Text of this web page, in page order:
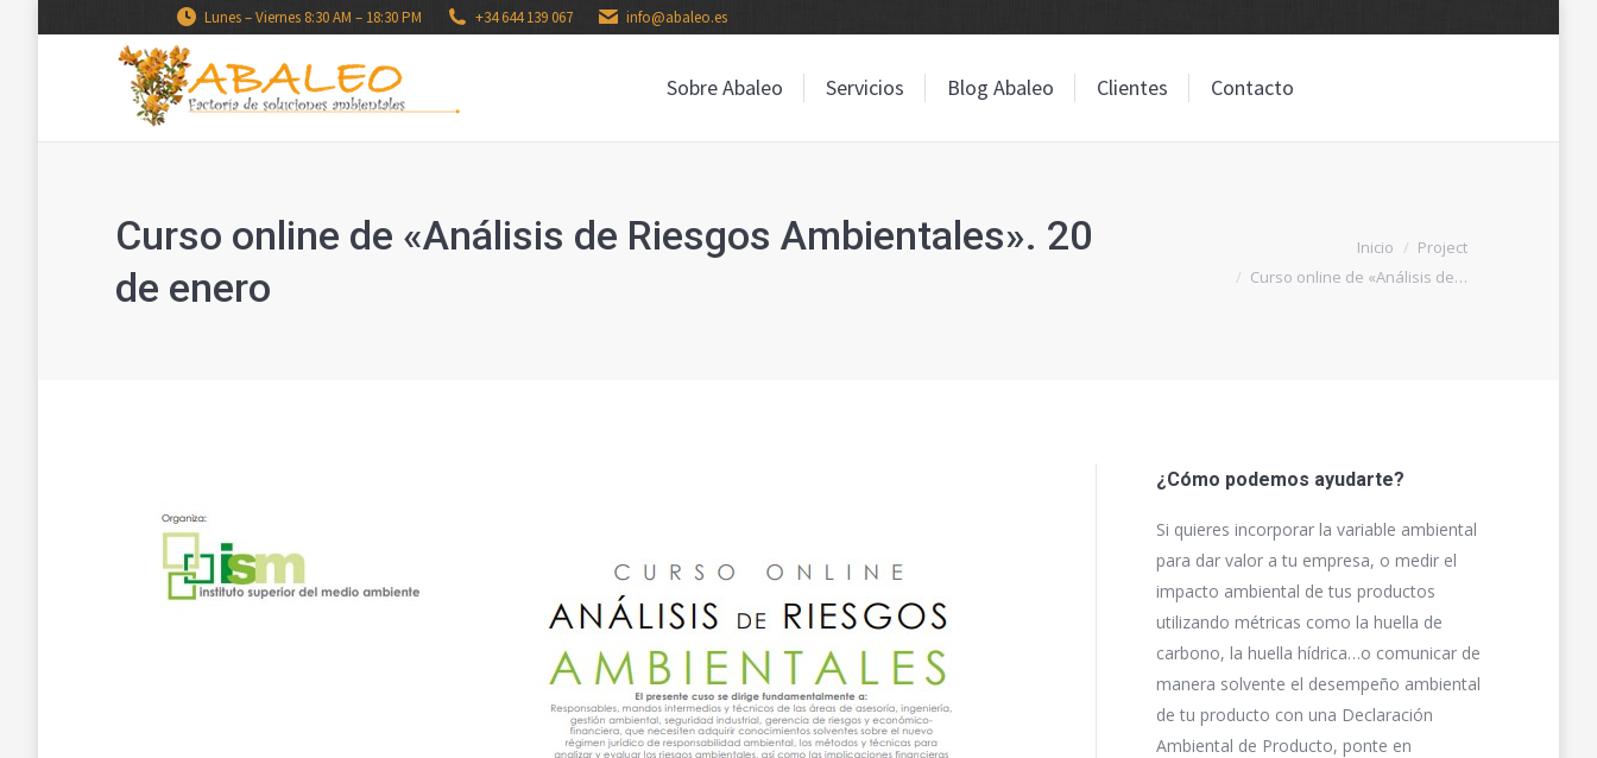
Lunes – Viernes 8:30 AM – 18:30 PM +34 644 139 067 info@abaleo.es
Sobre Abaleo Servicios Blog Abaleo Clientes Contacto
Curso online de «Análisis de Riesgos Ambientales». 20
de enero
Inicio
Project
Curso online de «Análisis de…
¿Cómo podemos ayudarte?
Si quieres incorporar la variable ambiental
para dar valor a tu empresa, o medir el
impacto ambiental de tus productos
utilizando métricas como la huella de
carbono, la huella hídrica…o comunicar de
manera solvente el desempeño ambiental
de tu producto con una Declaración
Ambiental de Producto, ponte en